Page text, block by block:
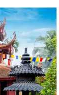
lớp Bồi dưỡng
Thành ủy Hải
Chi bộ thường kỳ